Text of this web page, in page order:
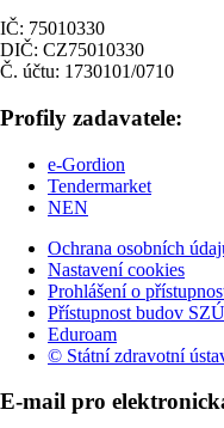
IČ: 75010330
DIČ: CZ75010330
Č. účtu: 1730101/0710
Profily zadavatele:
e-Gordion
Tendermarket
NEN
Ochrana osobních
Nastavení cookies
Prohlášení o
Přístupnost budov SZÚ
Eduroam
© Státní zdravotní
E-mail pro